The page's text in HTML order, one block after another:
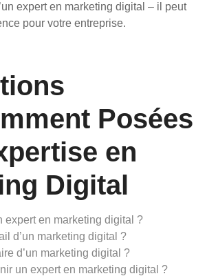
expert en marketing digital – il peut
pour votre entreprise.
Posées
en
Digital
expert en marketing digital ?
d’un marketing digital ?
d’un marketing digital ?
un expert en marketing digital ?